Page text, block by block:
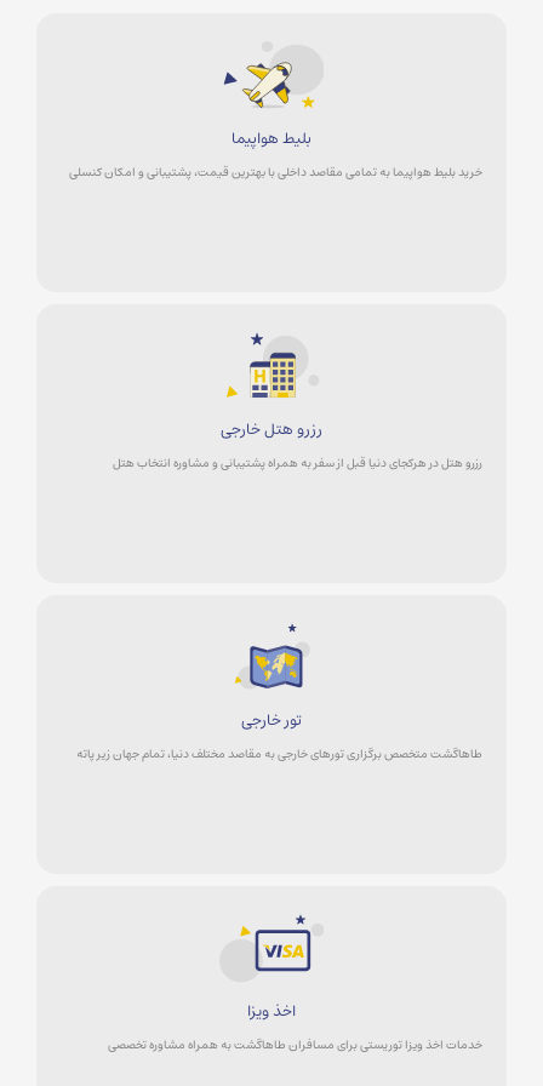
بلیط هواپیما
خرید بلیط هواپیما به تمامی مقاصد داخلی با بهترین قیمت، پشتیبانی و امکان کنسلی
رزرو هتل خارجی
رزرو هتل در هرکجای دنیا قبل از سفر به همراه پشتیبانی و مشاوره انتخاب هتل
تور خارجی
طاهاگشت متخصص برگزاری تورهای خارجی به مقاصد مختلف دنیا، تمام جهان زیر پاته
اخذ ویزا
خدمات اخذ ویزا توریستی برای مسافران طاهاگشت به همراه مشاوره تخصصی